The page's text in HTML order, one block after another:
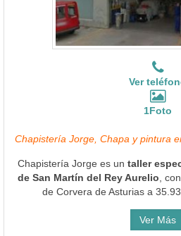
Ver
1Foto
Chapistería Jorge, Chapa y pintura
Chapistería Jorge es un taller
de San Martín del Rey Aurelio ,
de Corvera de Asturias a
Ver Más